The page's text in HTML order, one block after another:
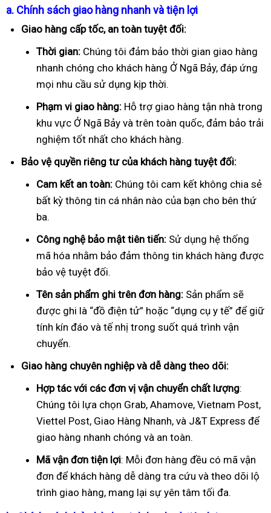
a. Chính sách giao hàng nhanh và tiện lợi
Giao hàng cấp tốc, an toàn tuyệt đối:
Thời gian: Chúng tôi đảm bảo thời gian giao hàng
nhanh chóng cho khách hàng Ở Ngã Bảy, đáp ứng
mọi nhu cầu sử dụng kịp thời.
Phạm vi giao hàng: Hỗ trợ giao hàng tận nhà trong
khu vực Ở Ngã Bảy và trên toàn quốc, đảm bảo trải
nghiệm tốt nhất cho khách hàng.
Bảo vệ quyền riêng tư của khách hàng tuyệt đối:
Cam kết an toàn: Chúng tôi cam kết không chia sẻ
bất kỳ thông tin cá nhân nào của bạn cho bên thứ
ba.
Công nghệ bảo mật tiên tiến: Sử dụng hệ thống
mã hóa nhằm bảo đảm thông tin khách hàng được
bảo vệ tuyệt đối.
Tên sản phẩm ghi trên đơn hàng: Sản phẩm sẽ
được ghi là “đồ điện tử” hoặc “dụng cụ y tế” để giữ
tính kín đáo và tế nhị trong suốt quá trình vận
chuyển.
Giao hàng chuyên nghiệp và dễ dàng theo dõi:
Hợp tác với các đơn vị vận chuyển chất lượng:
Chúng tôi lựa chọn Grab, Ahamove, Vietnam Post,
Viettel Post, Giao Hàng Nhanh, và J&T Express để
giao hàng nhanh chóng và an toàn.
Mã vận đơn tiện lợi: Mỗi đơn hàng đều có mã vận
đơn để khách hàng dễ dàng tra cứu và theo dõi lộ
trình giao hàng, mang lại sự yên tâm tối đa.